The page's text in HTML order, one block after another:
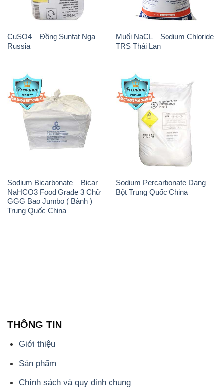
CuSO4 – Đồng Sunfat Nga
Russia
Muối NaCL – Sodium Chloride
TRS Thái Lan
Sodium Bicarbonate – Bicar
NaHCO3 Food Grade 3 Chữ
GGG Bao Jumbo ( Bành )
Trung Quốc China
Sodium Percarbonate Dạng
Bột Trung Quốc China
THÔNG TIN
Giới thiệu
Sản phẩm
Chính sách và quy định chung